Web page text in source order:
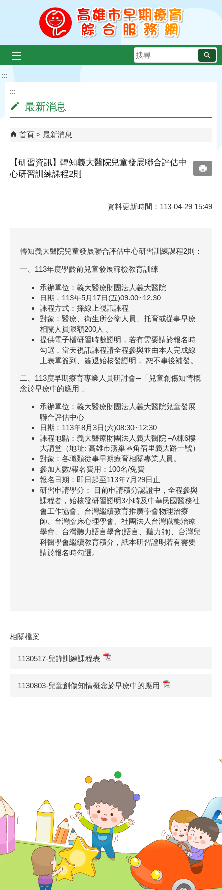
跳到主要內容區塊
搜
尋
:::
:::
最新消息
首頁 最新消息
【研習資訊】轉知義大醫院兒童發展聯合評估中
心研習訓練課程2則
資料更新時間：113-04-29 15:49
轉知義大醫院兒童發展聯合評估中心研習訓練課程2則：
一、113年度學齡前兒童發展篩檢教育訓練
承辦單位：義大醫療財團法人義大醫院
日期：113年5月17日(五)09:00~12:30
課程方式：採線上視訊課程
對象：醫療、衛生所公衛人員、托育或從事早療
相關人員限額200人 。
提供電子檔研習時數證明，若有需要請於報名時
勾選，當天視訊課程請全程參與並由本人完成線
上表單簽到、簽退始核發證明， 恕不事後補發。
二、113度早期療育專業人員研討會─「兒童創傷知情概
念於早療中的應用 」
承辦單位：義大醫療財團法人義大醫院兒童發展
聯合評估中心
日期：113年8月3日(六)08:30~12:30
課程地點：義大醫療財團法人義大醫院 –A棟6樓
大講堂（地址: 高雄市燕巢區角宿里義大路一號）
對象：各職類從事早期療育相關專業人員。
參加人數/報名費用：100名/免費
報名日期：即日起至113年7月29日止
研習申請學分： 目前申請積分認證中，全程參與
課程者，始核發研習證明3小時及中華民國醫務社
會工作協會、台灣繼續教育推廣學會物理治療
師、台灣臨床心理學會、社團法人台灣職能治療
學會、台灣聽力語言學會(語言、聽力師)、台灣兒
科醫學會繼續教育積分，紙本研習證明若有需要
請於報名時勾選。
相關檔案
1130517-兒篩訓練課程表
1130803-兒童創傷知情概念於早療中的應用